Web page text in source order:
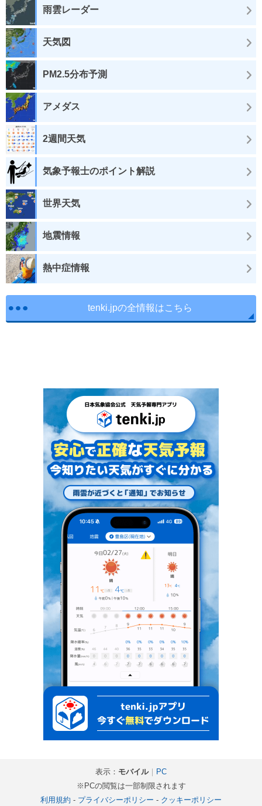
雨雲レーダー
天気図
PM2.5分布予測
アメダス
2週間天気
気象予報士のポイント解説
世界天気
地震情報
熱中症情報
tenki.jpの全情報はこちら
表示： モバイル｜
PC
※PCの閲覧は一部制限されます
利用規約 - プライバシーポリシー - クッキーポリシー